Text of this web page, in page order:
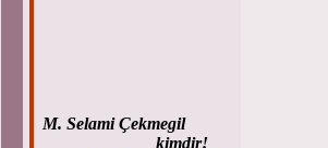
M. Selami Çekmegil
kimdir!